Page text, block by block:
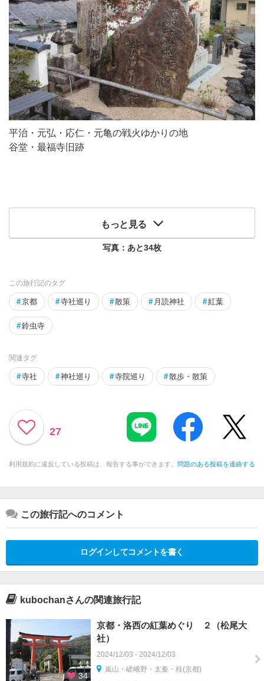
平治・元弘・応仁・元亀の戦火ゆかりの地
谷堂・最福寺旧跡
もっと見る
写真：あと34枚
この旅行記のタグ
#京都 #寺社巡り #散策 # 月読神社 #紅葉
#鈴虫寺
関連タグ
#寺社 #神社巡り #寺院巡り #散歩・散策
27
利用規約に違反している投稿は、報告する事ができます。 問題のある投稿を連絡する
この旅行記へのコメント
ログインしてコメントを書く
kubochanさんの関連旅行記
34
京都・洛西の紅葉めぐり ２（松尾大
社）
2024/12/03 - 2024/12/03
嵐山・嵯峨野・太秦・桂(京都)